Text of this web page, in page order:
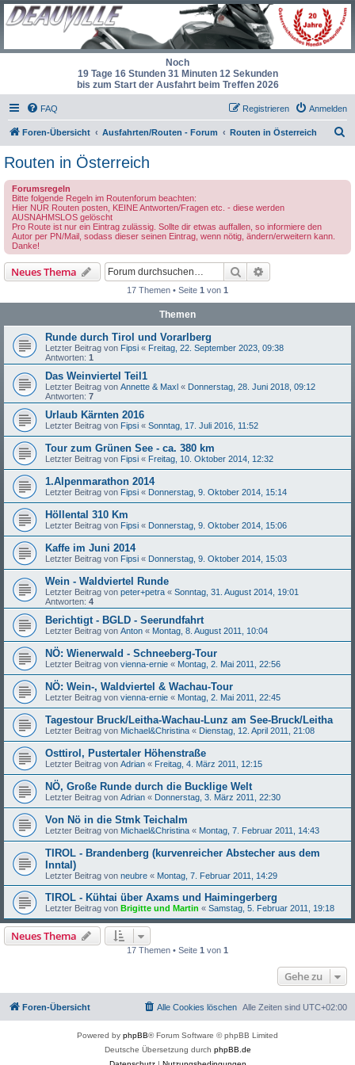
Noch
19 Tage 16 Stunden 31 Minuten 12 Sekunden
bis zum Start der Ausfahrt beim Treffen 2026
FAQ Anmelden
Registrieren
Foren-Übersicht Ausfahrten/Routen - Forum Routen in Österreich
Routen in Österreich
Forumsregeln
Bitte folgende Regeln im Routenforum beachten:
Hier NUR Routen posten, KEINE Antworten/Fragen etc. - diese werden
AUSNAHMSLOS gelöscht
Pro Route ist nur ein Eintrag zulässig. Sollte dir etwas auffallen, so informiere den
Autor per PN/Mail, sodass dieser seinen Eintrag, wenn nötig, ändern/erweitern kann.
Danke!
Neues Thema Suche
17 Themen • Seite 1 von 1
Themen
Runde durch Tirol und Vorarlberg
Letzter Beitrag von Fipsi « Freitag, 22. September 2023, 09:38
Antworten: 1
Das Weinviertel Teil1
Letzter Beitrag von Annette & Maxl « Donnerstag, 28. Juni 2018, 09:12
Antworten: 7
Urlaub Kärnten 2016
Letzter Beitrag von Fipsi « Sonntag, 17. Juli 2016, 11:52
Tour zum Grünen See - ca. 380 km
Letzter Beitrag von Fipsi « Freitag, 10. Oktober 2014, 12:32
1.Alpenmarathon 2014
Letzter Beitrag von Fipsi « Donnerstag, 9. Oktober 2014, 15:14
Höllental 310 Km
Letzter Beitrag von Fipsi « Donnerstag, 9. Oktober 2014, 15:06
Kaffe im Juni 2014
Letzter Beitrag von Fipsi « Donnerstag, 9. Oktober 2014, 15:03
Wein - Waldviertel Runde
Letzter Beitrag von peter+petra « Sonntag, 31. August 2014, 19:01
Antworten: 4
Berichtigt - BGLD - Seerundfahrt
Letzter Beitrag von Anton « Montag, 8. August 2011, 10:04
NÖ: Wienerwald - Schneeberg-Tour
Letzter Beitrag von vienna-ernie « Montag, 2. Mai 2011, 22:56
NÖ: Wein-, Waldviertel & Wachau-Tour
Letzter Beitrag von vienna-ernie « Montag, 2. Mai 2011, 22:45
Tagestour Bruck/Leitha-Wachau-Lunz am See-Bruck/Leitha
Letzter Beitrag von Michael&Christina « Dienstag, 12. April 2011, 21:08
Osttirol, Pustertaler Höhenstraße
Letzter Beitrag von Adrian « Freitag, 4. März 2011, 12:15
NÖ, Große Runde durch die Bucklige Welt
Letzter Beitrag von Adrian « Donnerstag, 3. März 2011, 22:30
Von Nö in die Stmk Teichalm
Letzter Beitrag von Michael&Christina « Montag, 7. Februar 2011, 14:43
TIROL - Brandenberg (kurvenreicher Abstecher aus dem
Inntal)
Letzter Beitrag von neubre « Montag, 7. Februar 2011, 14:29
TIROL - Kühtai über Axams und Haimingerberg
Letzter Beitrag von Brigitte und Martin « Samstag, 5. Februar 2011, 19:18
Neues Thema
17 Themen • Seite 1 von 1
Gehe zu
Foren-Übersicht Alle Zeiten sind UTC+02:00
Alle Cookies löschen
Powered by phpBB® Forum Software © phpBB Limited
Deutsche Übersetzung durch phpBB.de